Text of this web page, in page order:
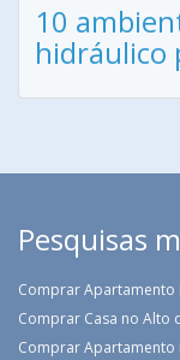
10
hidráulico
Pesquisas
Comprar Apartamento
Comprar Casa no Alto
Comprar Apartamento